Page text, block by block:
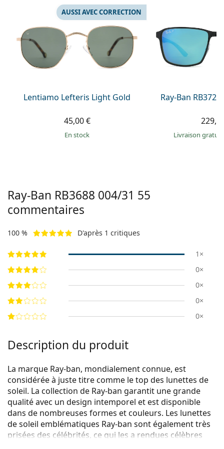
Toutes les marques
Prada
Toutes les marques
Lentiamo Lefteris Light Gold
AUSSI AVEC CORRECTION
45,00 €
en stock
Ray-Ban
Livraison
Ray-Ban RB3688 004/31 55
commentaires
100 % D'après 1 critiques
1×
0×
0×
0×
0×
Description du produit
La marque Ray-ban, mondialement connue, est
considérée à juste titre comme le top des lunettes de
soleil. La collection de Ray-ban garantit une grande
qualité avec un design intemporel et est disponible
dans de nombreuses formes et couleurs. Les lunettes
de soleil emblématiques Ray-ban sont également très
prisées des célébrités, ce qui les a rendues célèbres